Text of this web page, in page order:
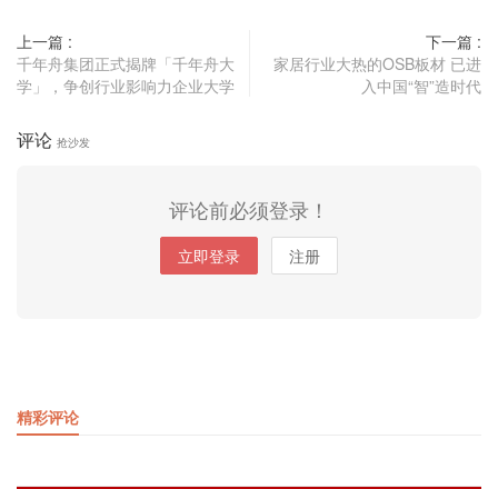
上一篇 :
千年舟集团正式揭牌「千年舟大
学」，争创行业影响力企业大学
下一篇 :
家居行业大热的OSB板材 已进
入中国“智”造时代
评论 抢沙发
评论前必须登录！
立即登录 注册
精彩评论